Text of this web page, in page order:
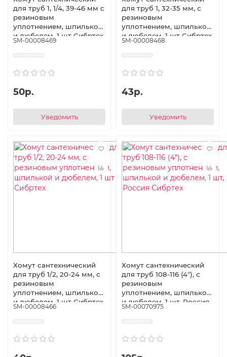
для труб 1, 1/4, 39-46 мм с
резиновым
уплотнением, шпилькой
и дюбелем, 1 шт Сибртех
SM-00008469
50р.
Уведомить
для труб 1, 32-35 мм, с
резиновым
уплотнением, шпилькой
и дюбелем, 1 шт Сибртех
SM-00008468
43р.
Уведомить
Хомут сантехнический
для труб 1/2, 20-24 мм, с
резиновым
уплотнением, шпилькой
и дюбелем, 1 шт Сибртех
SM-00008466
Хомут сантехнический
для труб 108-116 (4"), с
резиновым
уплотнением, шпилькой
и дюбелем, 1 шт, Россия
Сибртех
SM-00070975